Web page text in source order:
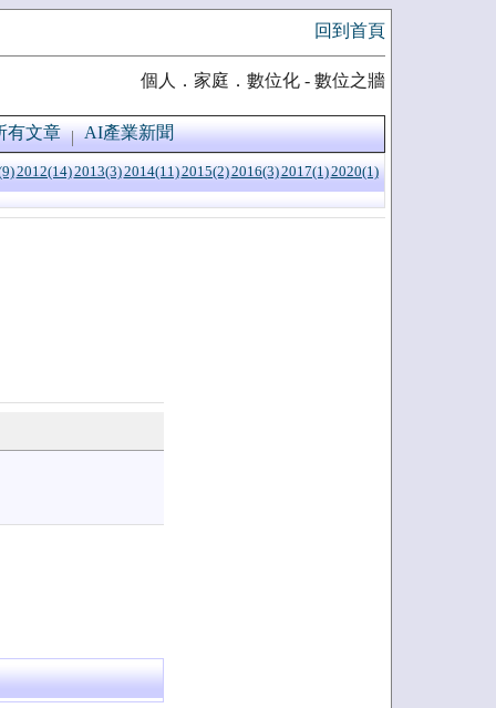
回到首頁
個人．家庭．數位化 - 數位之牆
有文章 AI產業新聞
2012(14)2013(3)2014(11)2015(2)2016(3)2017(1)2020(1)